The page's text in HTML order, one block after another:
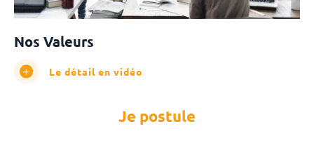
Nos Valeurs
Le détail en vidéo
Je postule